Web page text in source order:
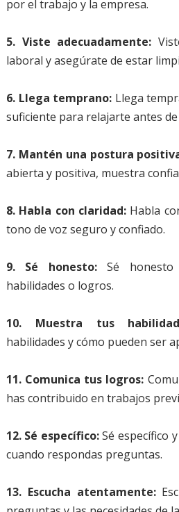
por el trabajo y la empresa.
5. Viste adecuadamente:
laboral y asegúrate de estar
6. Llega temprano: Llega
suficiente para relajarte antes
7. Mantén una postura
abierta y positiva, muestra
8. Habla con claridad: Habla
tono de voz seguro y confiado.
9. Sé honesto:Sé honesto
habilidades o logros.
10. Muestra tus
habilidades y cómo pueden ser
11. Comunica tus logros:
has contribuido en trabajos
12. Sé específico:Sé específico
cuando respondas preguntas.
13. Escucha atentamente: